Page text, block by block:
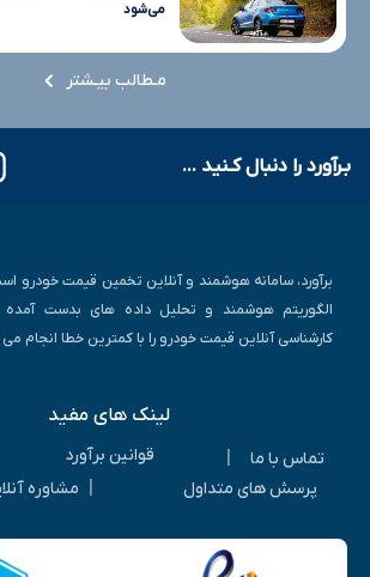
می‌شود
مـطالب بیـشتر
بـرآورد را دنبال کـنید ...
برآورد، سامانه هوشمند و آنلاین تخمین قیمت خودرو
الگوریتم هوشمند و تحلیل داده های بدست آمده از
کارشناسی آنلاین قیمت خودرو را با کمترین خطا انجام
لینک های مفید
تماس با ما قوانین برآورد
پرسش های متداول
مشاوره